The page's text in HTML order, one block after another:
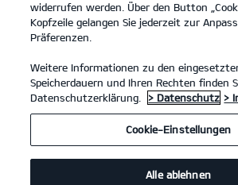
Business
Angebote
Elektromobilität
Aktuelles
widerrufen werden. Über den Button
Kopfzeile gelangen Sie jederzeit zur
Präferenzen.
Weitere Informationen zu den
Speicherdauern und Ihren Rechten finden
Datenschutzerklärung.
> Datenschutz >
Cookie-Einstellungen
Alle ablehnen